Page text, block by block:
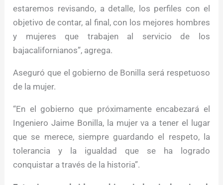
estaremos revisando, a detalle, los perfiles con el
objetivo de contar, al final, con los mejores hombres
y mujeres que trabajen al servicio de los
bajacalifornianos”, agrega.
Aseguró que el gobierno de Bonilla será respetuoso
de la mujer.
“En el gobierno que próximamente encabezará el
Ingeniero Jaime Bonilla, la mujer va a tener el lugar
que se merece, siempre guardando el respeto, la
tolerancia y la igualdad que se ha logrado
conquistar a través de la historia”.